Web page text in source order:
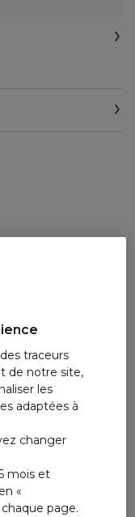
traceurs
de notre site,
les
adaptées à
changer
mois et
«
page.